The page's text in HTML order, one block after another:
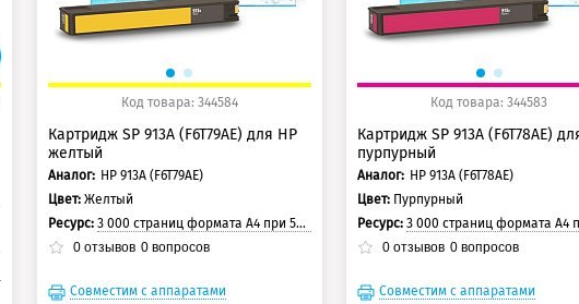
Код товара: 344584
Картридж SP 913A (F6T79AE) для HP
желтый
Аналог: HP 913A (F6T79AE)
Цвет: Желтый
Ресурс: 3 000 страниц формата А4 при 5% заполнении страницы
0отзывов 0вопросов
Совместим с аппаратами
Код товара: 344583
Картридж SP 913A (F6T78AE)
пурпурный
Аналог: HP 913A (F6T78AE)
Цвет: Пурпурный
Ресурс:3 000 страниц формата А4 при 5% заполнении
0 отзывов 0 вопросов
Совместим с аппаратами